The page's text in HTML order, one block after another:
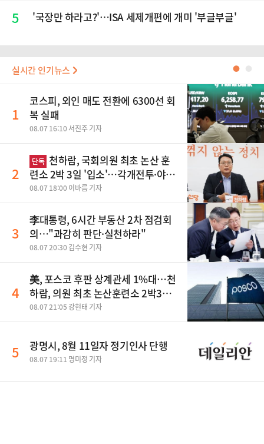
5 '국장만 하라고?'…ISA 세제개편에 개미 '부글부글'
실시간 인기뉴스 ●
1
코스피, 외인 매도 전환에 6300선 회
복 실패
08.07 16:10 서진주 기자
2
단독 천하람, 국회의원 최초 논산 훈
련소 2박 3일 '입소'…각개전투·야간
행군 한다
08.07 18:00 이바름 기자
3
李대통령, 6시간 부동산 2차 점검회
의…"과감히 판단·실천하라"
08.07 20:30 김수현 기자
4
美, 포스코 후판 상계관세 1%대…천
하람, 의원 최초 논산훈련소 2박3일
'입소'
08.07 21:05 강현태 기자
5 광명시, 8월 11일자 정기인사 단행
08.07 19:11 명미정 기자